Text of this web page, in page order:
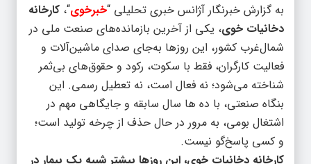
به گزارش خبرنگار آژانس خبری تحلیلی “خبرخوی“، کارخانه
دخانیات خوی، یکی از آخرین بازمانده‌های صنعت ملی در
شمال‌غرب کشور، این روزها به‌جای صدای ماشین‌آلات و
فعالیت کارگران، فقط با سکوت، رکود و حقوق‌های بی‌ثمر
شناخته می‌شود؛ نه فعال است، نه تعطیل رسمی. این
بنگاه صنعتی، با ده ها سال سابقه و جایگاهی مهم در
اشتغال بومی، به مرور در حال حذف از چرخه تولید است؛
و کسی پاسخ‌گو نیست.
کارخانه دخانیات خوی، این روزها بیشتر شبیه یک بیمار در